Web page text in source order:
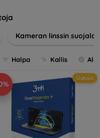
käyttöikää. Karkaistu
ja minimoivat
ovat yhteensopivia
mikä takaa, että
ihanteellisen suojan.
Kameran linssin
Halpa Kallis
Uutuus